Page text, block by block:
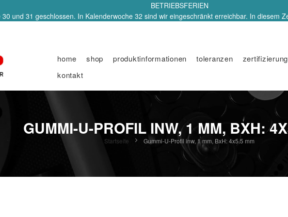
BETRIEBSFERIEN
und 31 geschlossen. In Kalenderwoche 32 sind wir eingeschränkt erreichbar. In diesem
home shop produktinformationen toleranzen zertifizierung
kontakt
GUMMI-U-PROFIL INW, 1 MM, BXH:
Startseite Gummi-U-Profil inw, 1 mm, BxH: 4x5.5 mm